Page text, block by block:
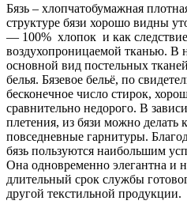
Бязь – хлопчатобумажная
структуре бязи хорошо видны
― 100% хлопок и как следствие
воздухопроницаемой тканью. В
основной вид постельных
белья. Бязевое бельё, по
бесконечное число стирок,
сравнительно недорого. В
плетения, из бязи можно делать
повседневные гарнитуры.
бязь пользуются наибольшим
Она одновременно элегантна и
длительный срок службы
другой текстильной продукции.